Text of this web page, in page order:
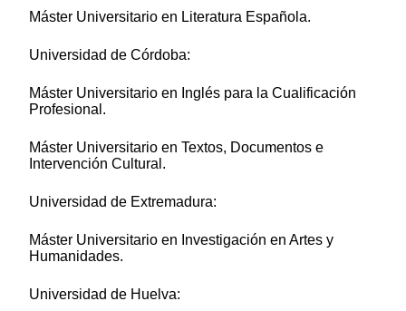
Máster Universitario en Literatura Española.
Universidad de Córdoba:
Máster Universitario en Inglés para la Cualificación
Profesional.
Máster Universitario en Textos, Documentos e
Intervención Cultural.
Universidad de Extremadura:
Máster Universitario en Investigación en Artes y
Humanidades.
Universidad de Huelva: